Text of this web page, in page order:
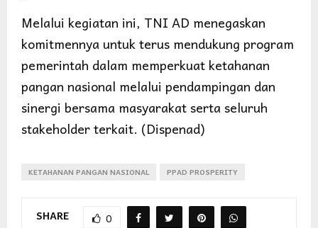
Melalui kegiatan ini, TNI AD menegaskan
komitmennya untuk terus mendukung program
pemerintah dalam memperkuat ketahanan
pangan nasional melalui pendampingan dan
sinergi bersama masyarakat serta seluruh
stakeholder terkait. (Dispenad)
KETAHANAN PANGAN NASIONAL PPAD PROSPERITY
SHARE 0